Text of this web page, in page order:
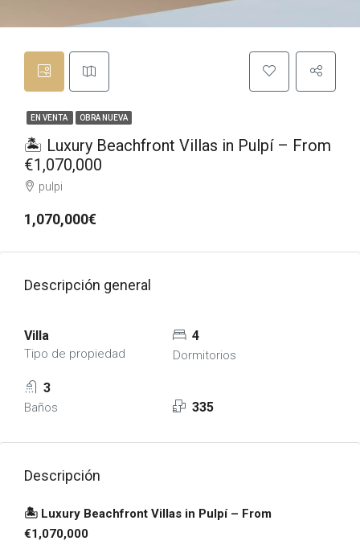
EN VENTA OBRA NUEVA
🏝️ Luxury Beachfront Villas in Pulpí – From
€1,070,000
pulpi
1,070,000€
Descripción general
Villa
Tipo de propiedad
4
Dormitorios
3
Baños 335
Descripción
🏝️ Luxury Beachfront Villas in Pulpí – From
€1,070,000